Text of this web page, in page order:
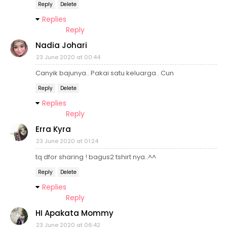
Reply Delete
Replies
Reply
Nadia Johari
23 June 2020 at 00:44
Canyik bajunya.. Pakai satu keluarga.. Cun
Reply Delete
Replies
Reply
Erra Kyra
23 June 2020 at 01:24
tq dfor sharing ! bagus2 tshirt nya..^^
Reply Delete
Replies
Reply
HI Apakata Mommy
23 June 2020 at 06:42